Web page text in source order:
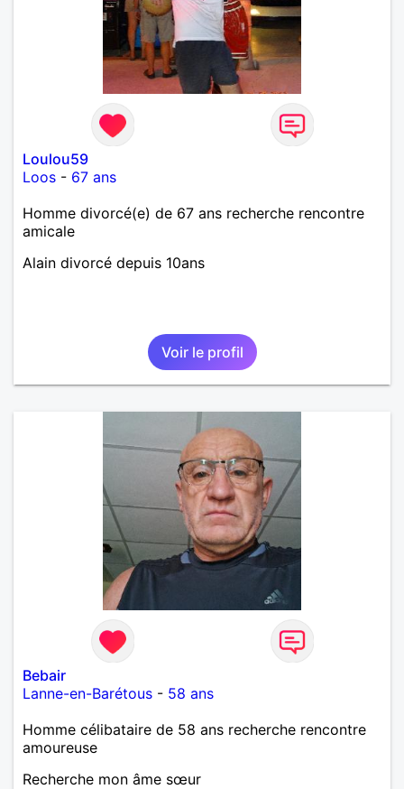
Loulou59
Loos - 67 ans
Homme divorcé(e) de 67 ans recherche rencontre
amicale
Alain divorcé depuis 10ans
Voir le profil
Bebair
Lanne-en-Barétous - 58 ans
Homme célibataire de 58 ans recherche rencontre
amoureuse
Recherche mon âme sœur